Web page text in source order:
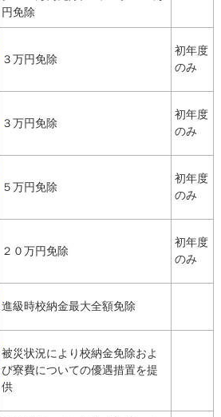
円免除
３万円免除
初年度
のみ
３万円免除
初年度
のみ
５万円免除
初年度
のみ
２０万円免除
初年度
のみ
進級時校納金最大全額免除
被災状況により校納金免除およ
び寮費についての優遇措置を提
供